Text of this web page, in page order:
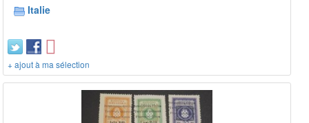
Italie
+ ajout à ma sélection